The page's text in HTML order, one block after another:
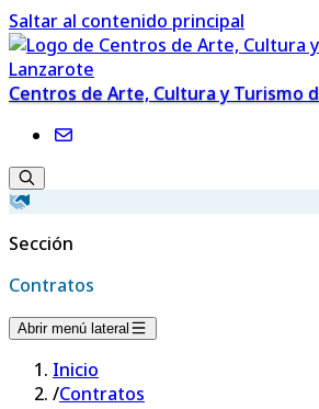
Saltar al contenido principal
Centros de Arte, Cultura y Turismo
Sección
Contratos
Abrir menú lateral
Inicio
/Contratos